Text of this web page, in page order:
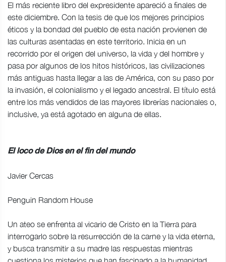
El más reciente libro del expresidente apareció a finales de
este diciembre. Con la tesis de que los mejores principios
éticos y la bondad del pueblo de esta nación provienen de
las culturas asentadas en este territorio. Inicia en un
recorrido por el origen del universo, la vida y del hombre y
pasa por algunos de los hitos históricos, las civilizaciones
más antiguas hasta llegar a las de América, con su paso por
la invasión, el colonialismo y el legado ancestral. El título está
entre los más vendidos de las mayores librerías nacionales o,
inclusive, ya está agotado en alguna de ellas.
El loco de Dios en el fin del mundo
Javier Cercas
Penguin Random House
Un ateo se enfrenta al vicario de Cristo en la Tierra para
interrogarlo sobre la resurrección de la carne y la vida eterna,
y busca transmitir a su madre las respuestas mientras